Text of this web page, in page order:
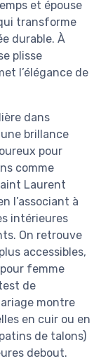
et épouse
transforme
durable. À
plisse
l’élégance de
dans
brillance
pour
comme
Laurent
l’associant à
intérieures
On retrouve
accessibles,
femme
de
montre
en cuir ou en
de talons)
debout.